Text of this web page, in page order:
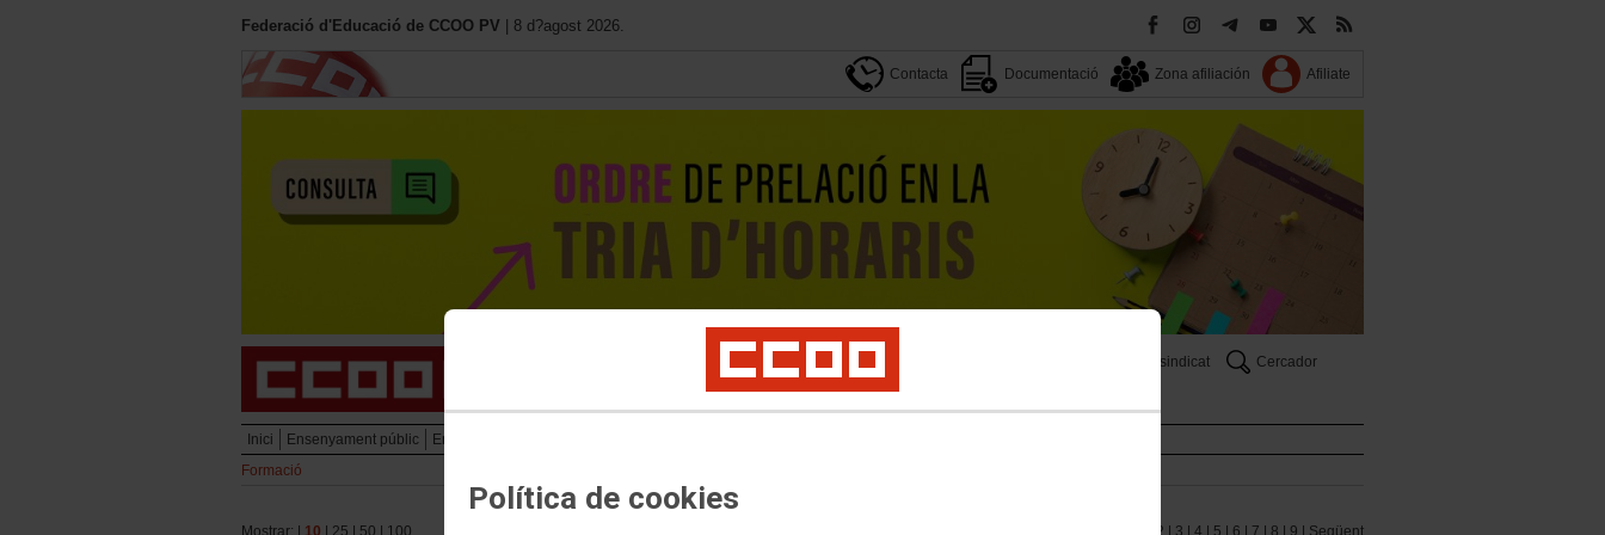
Política de cookies
Federació d'Educació de CCOO PV | 8 d?agost 2026.
Contacta Documentació Zona afiliación Afiliate
El teu sindicat
Cercador
Participació
Inici Ensenyament públic Ensenyament privat
Formació
Mostrar: | 10 | 25 | 50 | 100 2 | 3 | 4 | 5 | 6 | 7 | 8 | 9 | Següent